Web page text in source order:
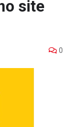
site
0